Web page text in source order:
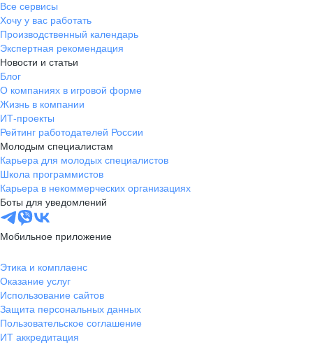
Все сервисы
Хочу у вас работать
Производственный календарь
Экспертная рекомендация
Новости и статьи
Блог
О компаниях в игровой форме
Жизнь в компании
ИТ-проекты
Рейтинг работодателей России
Молодым специалистам
Карьера для молодых специалистов
Школа программистов
Карьера в некоммерческих организациях
Боты для уведомлений
Мобильное приложение
Этика и комплаенс
Оказание услуг
Использование сайтов
Защита персональных данных
Пользовательское соглашение
ИТ аккредитация